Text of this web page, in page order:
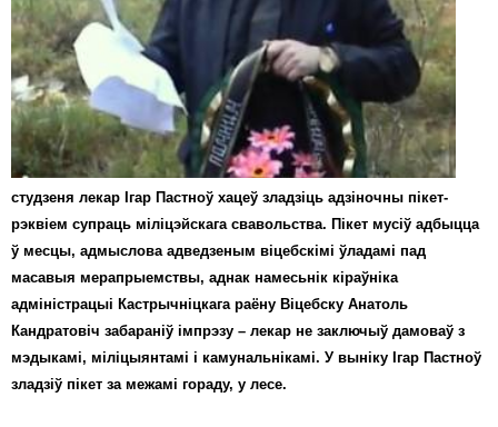
студзеня лекар Ігар Пастноў хацеў зладзіць адзіночны пікет-
рэквіем супраць міліцэйскага свавольства. Пікет мусіў адбыцца
ў месцы, адмыслова адведзеным віцебскімі ўладамі пад
масавыя мерапрыемствы, аднак намесьнік кіраўніка
адміністрацыі Кастрычніцкага раёну Віцебску Анатоль
Кандратовіч забараніў імпрэзу – лекар не заключыў дамоваў з
мэдыкамі, міліцыянтамі і камунальнікамі. У выніку Ігар Пастноў
зладзіў пікет за межамі гораду, у лесе.